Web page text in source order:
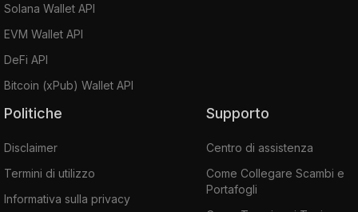
Solana Wallet API
EVM Wallet API
DeFi API
Bitcoin (xPub) Wallet API
Politiche
Disclaimer
Termini di utilizzo
Informativa sulla privacy
Supporto
Centro di assistenza
Come Collegare Scambi e
Portafogli